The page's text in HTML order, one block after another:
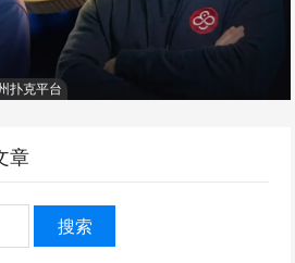
扑克平台
章
搜索